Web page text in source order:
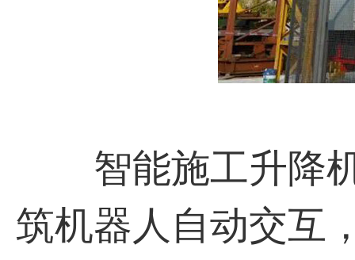
智能施工升降机
筑机器人自动交互